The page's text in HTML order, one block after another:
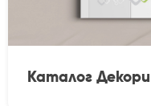
Каталог Декори